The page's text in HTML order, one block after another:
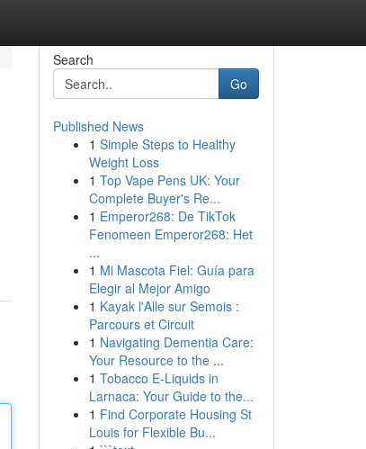
Search
Go
Published News
1 Simple Steps to Healthy
Weight Loss
1 Top Vape Pens UK: Your
Complete Buyer's Re...
1 Emperor268: De TikTok
Fenomeen Emperor268: Het
...
1 Mi Mascota Fiel: Guía para
Elegir al Mejor Amigo
1 Kayak l'Alle sur Semois :
Parcours et Circuit
1 Navigating Dementia Care:
Your Resource to the ...
1 Tobacco E-Liquids in
Larnaca: Your Guide to the...
1 Find Corporate Housing St
Louis for Flexible Bu...